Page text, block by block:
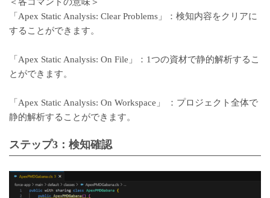
＜各コマンドの意味＞
「Apex Static Analysis: Clear Problems」：検知内容をクリアに
することができます。
「Apex Static Analysis: On File」：1つの資材で静的解析するこ
とができます。
「Apex Static Analysis: On Workspace」 ：プロジェクト全体で
静的解析することができます。
ステップ3：検知確認